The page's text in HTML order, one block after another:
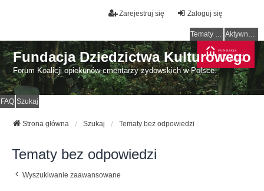
Zaloguj się
Zarejestruj się
Tematy bez odpowiedzi Aktywne tematy
Fundacja Dziedzictwa Kulturowego
Forum Koalicji opiekunów cmentarzy żydowskich w Polsce.
FAQ Szukaj
Strona główna Szukaj Tematy bez odpowiedzi
Tematy bez odpowiedzi
Wyszukiwanie zaawansowane